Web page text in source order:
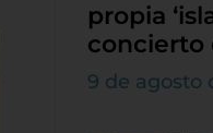
propia
concierto
9 de agosto